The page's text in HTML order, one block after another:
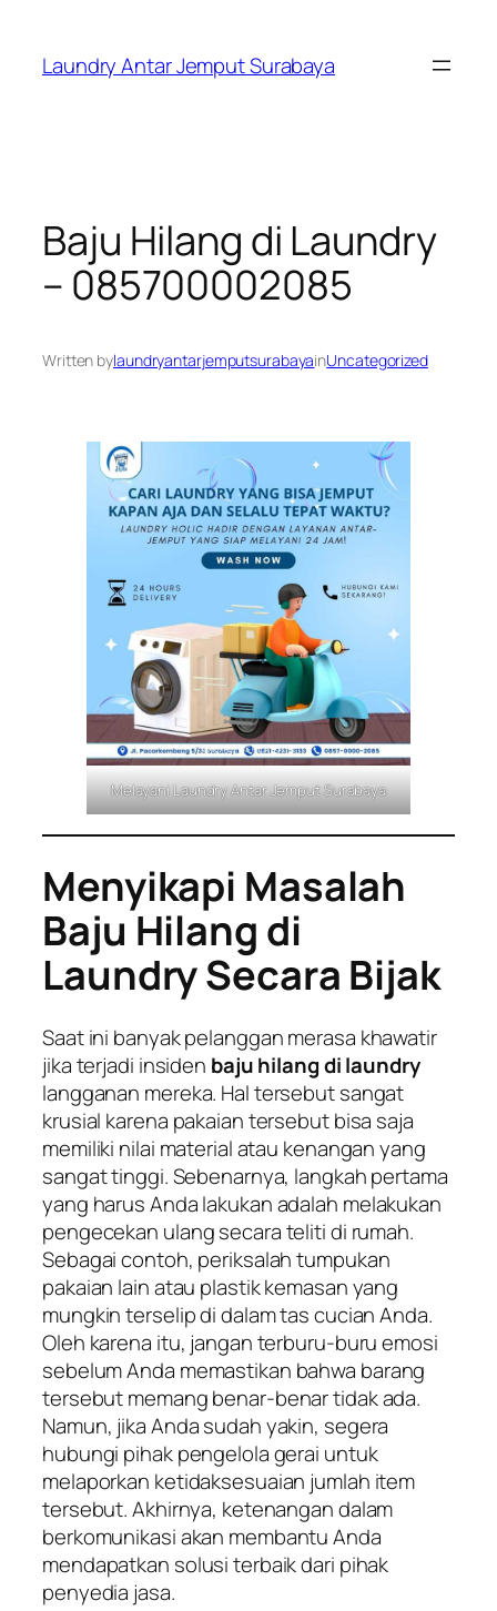
content
Laundry Antar Jemput Surabaya
Baju Hilang di Laundry
– 085700002085
Written bylaundryantarjemputsurabayainUncategorized
Melayani Laundry Antar Jemput Surabaya
Menyikapi Masalah
Baju Hilang di
Laundry Secara Bijak
Saat ini banyak pelanggan merasa khawatir
jika terjadi insiden baju hilang di laundry
langganan mereka. Hal tersebut sangat
krusial karena pakaian tersebut bisa saja
memiliki nilai material atau kenangan yang
sangat tinggi. Sebenarnya, langkah pertama
yang harus Anda lakukan adalah melakukan
pengecekan ulang secara teliti di rumah.
Sebagai contoh, periksalah tumpukan
pakaian lain atau plastik kemasan yang
mungkin terselip di dalam tas cucian Anda.
Oleh karena itu, jangan terburu-buru emosi
sebelum Anda memastikan bahwa barang
tersebut memang benar-benar tidak ada.
Namun, jika Anda sudah yakin, segera
hubungi pihak pengelola gerai untuk
melaporkan ketidaksesuaian jumlah item
tersebut. Akhirnya, ketenangan dalam
berkomunikasi akan membantu Anda
mendapatkan solusi terbaik dari pihak
penyedia jasa.